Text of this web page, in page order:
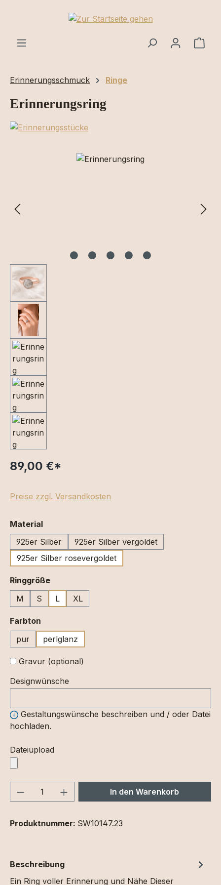
Zum Hauptinhalt springen
Erinnerungsschmuck Ringe
Erinnerungsring
Bildergalerie überspringen
89,00 €*
Preise zzgl. Versandkosten
Materialauswählen
925er Silber
925er Silber vergoldet
925er Silber rosevergoldet
Ringgrößeauswählen
M
S L XL
Farbton
pur
perlglanz
Gravur (optional)
Designwünsche
Gestaltungswünsche beschreiben und / oder Datei
hochladen.
Dateiupload
Produkt Anzahl: Gib denIn den Warenkorb
Produktnummer: SW10147.23
Beschreibung
Ein Ring voller Erinnerung und Nähe Dieser